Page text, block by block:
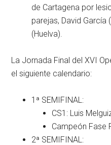
de Cartagena por
parejas, David García
(Huelva).
La Jornada Final del XVI
el siguiente calendario:
1ª SEMIFINAL:
CS1: Luis
Campeón Fase
2ª SEMIFINAL: